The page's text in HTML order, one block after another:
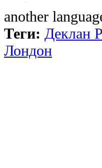
another
Теги: Деклан
Лондон